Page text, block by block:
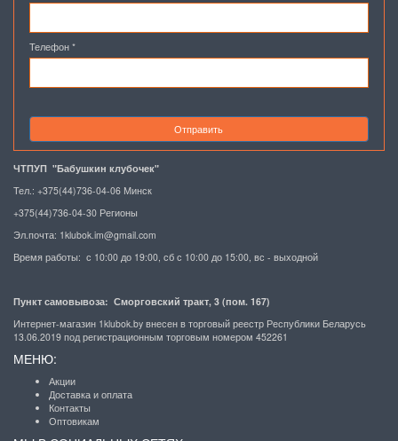
Телефон *
Отправить
ЧТПУП "Бабушкин клубочек"
Тел.: +375(44)736-04-06 Минск
+375(44)736-04-30 Регионы
Эл.почта: 1klubok.im@gmail.com
Время работы: с 10:00 до 19:00, сб с 10:00 до 15:00, вс - выходной
Пункт самовывоза: Сморговский тракт, 3 (пом. 167)
Интернет-магазин 1klubok.by внесен в торговый реестр Республики Беларусь
13.06.2019 под регистрационным торговым номером 452261
МЕНЮ:
Акции
Доставка и оплата
Контакты
Оптовикам